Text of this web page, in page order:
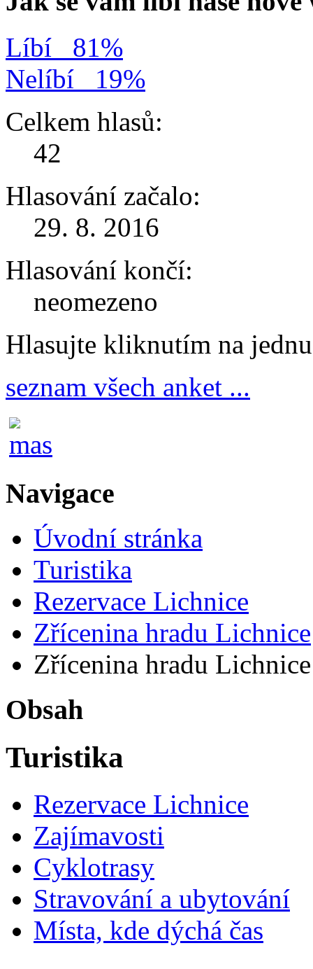
Líbí
81%
Nelíbí
19%
Celkem hlasů:
42
Hlasování začalo:
29. 8. 2016
Hlasování končí:
neomezeno
Hlasujte kliknutím na
seznam všech anket ...
Navigace
Úvodní stránka
Turistika
Rezervace Lichnice
Zřícenina hradu Lichnice
Zřícenina hradu Lichnice
Obsah
Turistika
Rezervace Lichnice
Zajímavosti
Cyklotrasy
Stravování a ubytování
Místa, kde dýchá čas